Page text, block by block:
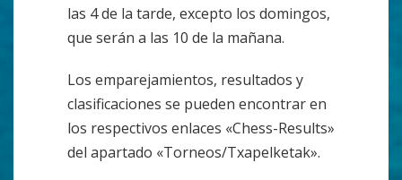
las 4 de la tarde, excepto los domingos,
que serán a las 10 de la mañana.
Los emparejamientos, resultados y
clasificaciones se pueden encontrar en
los respectivos enlaces «Chess-Results»
del apartado «Torneos/Txapelketak».